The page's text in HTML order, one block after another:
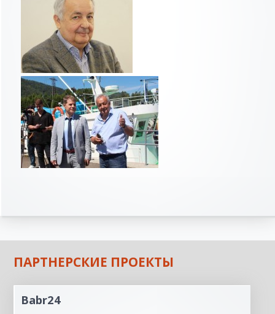
ПАРТНЕРСКИЕ ПРОЕКТЫ
Babr24